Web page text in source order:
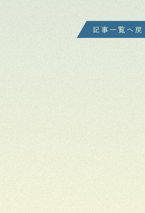
記事一覧へ戻